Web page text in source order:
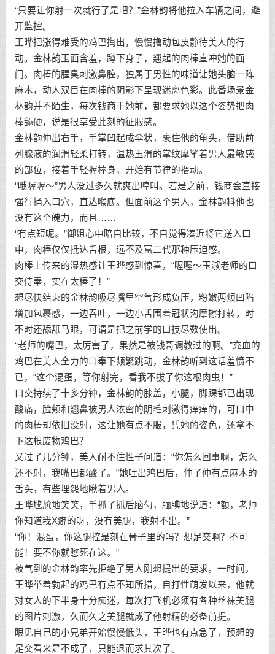
“只要让你射一次就行了是吧？”金林韵将他拉入车辆之间，避
开监控。
王晔把涨得难受的鸡巴掏出，慢慢撸动包皮静待美人的行
动。金林韵玉面含羞，蹲下身子，翘起的肉棒直冲她的面
门。肉棒的腥臭刺激鼻腔，独属于男性的味道让她头脑一阵
麻木，动人双目在肉棒的阴影下呈现迷离色彩。此番场景金
林韵并不陌生，每次钱商干她前，都要求她以这个姿势把肉
棒舔硬，说是很享受此刻的征服感。
金林韵伸出右手，手掌凹起成伞状，裹住他的龟头，借助前
列腺液的润滑轻柔打转，温热玉滑的掌纹摩挲着男人最敏感
的部位，接着手轻握棒身，开始有节律的撸动。
“哦喔喔～”男人没过多久就爽出哼叫。若是之前，钱商会直接
强行捅入口穴，直达喉底。但面前这个男人，金林韵料他也
没有这个魄力，而且……
“有点短呢。”御姐心中暗自比较，不自觉得凑近将它送入口
中，肉棒仅仅抵达舌根，远不及富二代那种压迫感。
肉棒上传来的湿热感让王晔感到惊喜，“喔喔～玉淑老师的口
交侍奉，实在太棒了！”
想尽快结束的金林韵吸尽嘴里空气形成负压，粉嫩两颊凹陷
增加包裹感，一边吞吐，一边小舌围着冠状沟摩擦打转，时
不时还舔舐马眼，可谓是把之前学的口技尽数使出。
“老师的嘴巴，太厉害了，果然是被钱哥调教过的啊。”充血的
鸡巴在美人全力的口奉下频繁跳动，金林韵听到这话羞愤不
已，“这个混蛋，等你射完，看我不拔了你这根肉虫！”
口交持续了十多分钟，金林韵的膝盖，小腿，脚踝都已出现
酸痛，脸颊和翘鼻被男人浓密的阴毛刺激得痒痒的，可口中
的肉棒却依旧没射，这让她有点不服，凭她的姿色，还拿不
下这根废物鸡巴？
又过了几分钟，美人耐不住性子问道：“你怎么回事啊，怎么
还不射，我嘴巴都酸了。”她吐出鸡巴后，伸了伸有点麻木的
舌头，有些埋怨地瞅着男人。
王晔尴尬地笑笑，手抓了抓后脑勺，腼腆地说道：“额，老师
你知道我X癖的呀，没有美腿，我射不出。”
“你！混蛋，你这腿控是刻在骨子里的吗？想足交啊？不可
能！要不你就憋死在这。”
被气到的金林韵率先拒绝了男人刚想提出的要求。一时间，
王晔举着勃起的鸡巴有点不知所措，自打性萌发以来，他就
对女人的下半身十分痴迷，每次打飞机必须有各种丝袜美腿
的图片刺激，久而久之美腿就成了他射精的必备前提。
眼见自己的小兄弟开始慢慢低头，王晔也有点急了，预想的
足交看来是不成了，只能退而求其次了。